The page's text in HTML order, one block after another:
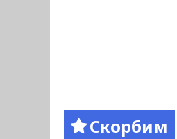
Скорбим